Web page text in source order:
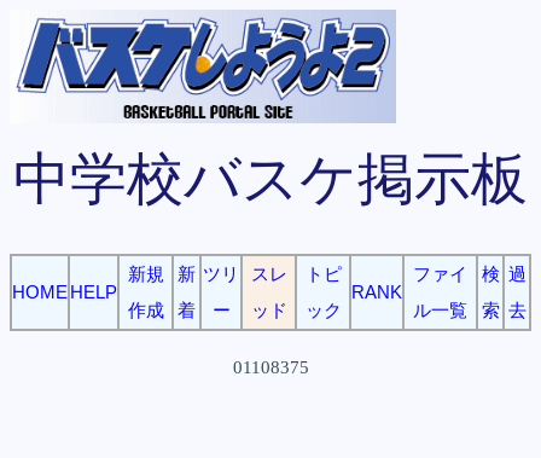
中学校バスケ掲示板
HOME HELP
新規
作成
新
着
ツリ
ー
スレ
ッド
トピ
ック
RANK
ファイ
ル一覧
検
索
過
去
01108375